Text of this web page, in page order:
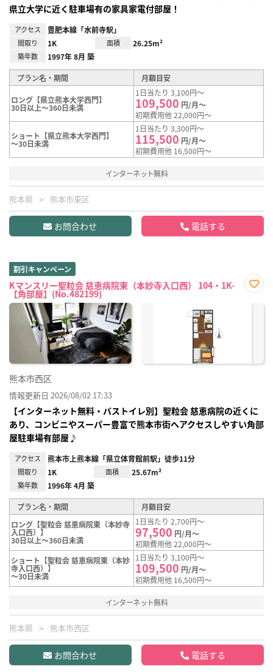
県立大学に近く駐車場有の家具家電付部屋！
アクセス 豊肥本線「水前寺駅」
間取り 1K 面積 26.25m²
築年数 1997年 8月 築
プラン名・期間 月額目安
ロング【県立熊本大学西門】
30日以上～360日未満
1日当たり 3,100円～
109,500 円/月～
初期費用他 22,000円～
ショート【県立熊本大学西門】
～30日未満
1日当たり 3,300円～
115,500 円/月～
初期費用他 16,500円～
インターネット無料
熊本県 熊本市東区
お問合わせ 電話する
割引キャンペーン
Kマンスリー聖粒会 慈恵病院東（本妙寺入口西） 104・1K-
【角部屋】(No.482199)
に入
熊本市西区
情報更新日 2026/08/02 17:33
【インターネット無料・バストイレ別】聖粒会 慈恵病院の近くに
あり、コンビニやスーパー豊富で熊本市街へアクセスしやすい角部
屋駐車場有部屋♪
アクセス 熊本市上熊本線「県立体育館前駅」徒歩11分
間取り 1K 面積 25.67m²
築年数 1996年 4月 築
プラン名・期間
月額目安
ロング【聖粒会 慈恵病院東（本妙寺
入口西）】
30日以上～360日未満
1日当たり 2,700円～
97,500 円/月～
初期費用他 22,000円～
ショート【聖粒会 慈恵病院東（本妙
寺入口西）】
～30日未満
1日当たり 3,100円～
109,500 円/月～
初期費用他 16,500円～
インターネット無料
熊本県 熊本市西区
お問合わせ 電話する